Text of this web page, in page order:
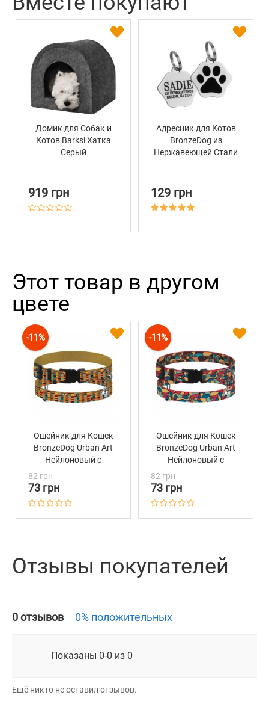
Домик для Собак и
Котов Barksi Хатка
Серый
919 грн
Адресник для Котов
BronzeDog из
Нержавеющей Стали
129 грн
Этот товар в другом
цвете
-11%
Ошейник для Кошек
BronzeDog Urban Art
Нейлоновый с
Пряжкой и
Колокольчиком
Алекса
82 грн
73 грн
-11%
Ошейник для Кошек
BronzeDog Urban Art
Нейлоновый с
Пряжкой и
Колокольчиком
Витраж
82 грн
73 грн
Отзывы покупателей
0 отзывов 0% положительных
Показаны 0-0 из 0
Ещё никто не оставил отзывов.